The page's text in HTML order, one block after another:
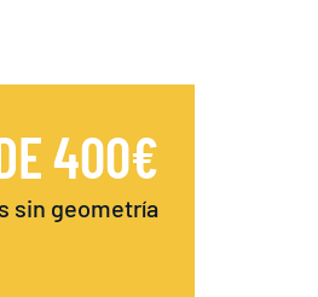
400€
sin geometría